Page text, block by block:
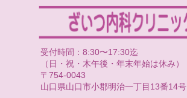
受付時間：8:30〜17:30迄
（日・祝・木午後・年末年始は休み）
〒754-0043
山口県山口市小郡明治一丁目13番14号